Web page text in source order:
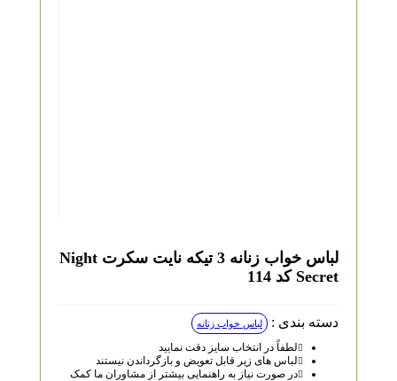
لباس خواب زنانه 3 تیکه نایت سکرت Night
Secret کد 114
دسته بندی : لباس خواب زنانه
لطفاً در انتخاب سایز دقت نمایید
لباس‌ های زیر قابل تعویض و بازگرداندن نیستند
در صورت نیاز به راهنمایی بیشتر از مشاوران ما کمک